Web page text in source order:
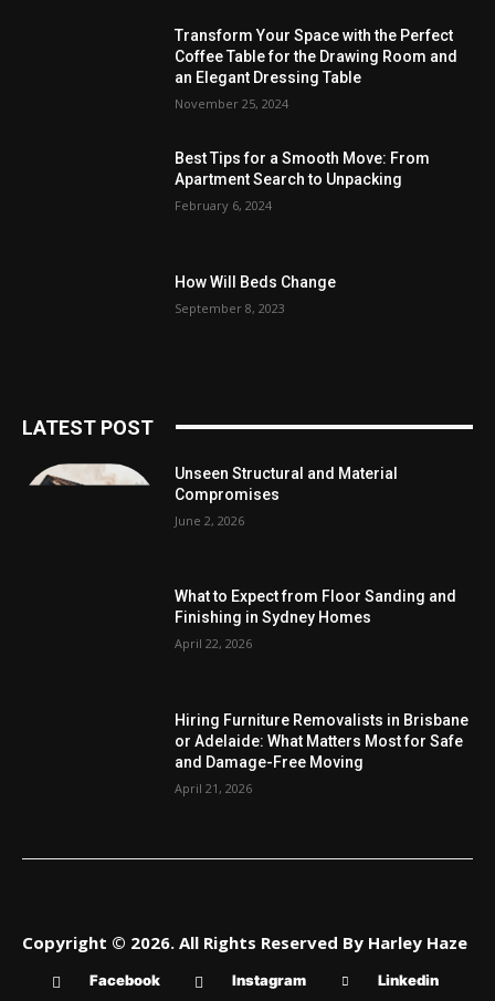
Transform Your Space with the Perfect
Coffee Table for the Drawing Room and
an Elegant Dressing Table
November 25, 2024
Best Tips for a Smooth Move: From
Apartment Search to Unpacking
February 6, 2024
How Will Beds Change
September 8, 2023
LATEST POST
Unseen Structural and Material
Compromises
June 2, 2026
What to Expect from Floor Sanding and
Finishing in Sydney Homes
April 22, 2026
Hiring Furniture Removalists in Brisbane
or Adelaide: What Matters Most for Safe
and Damage-Free Moving
April 21, 2026
Copyright © 2026. All Rights Reserved By Harley Haze
Facebook Instagram Linkedin